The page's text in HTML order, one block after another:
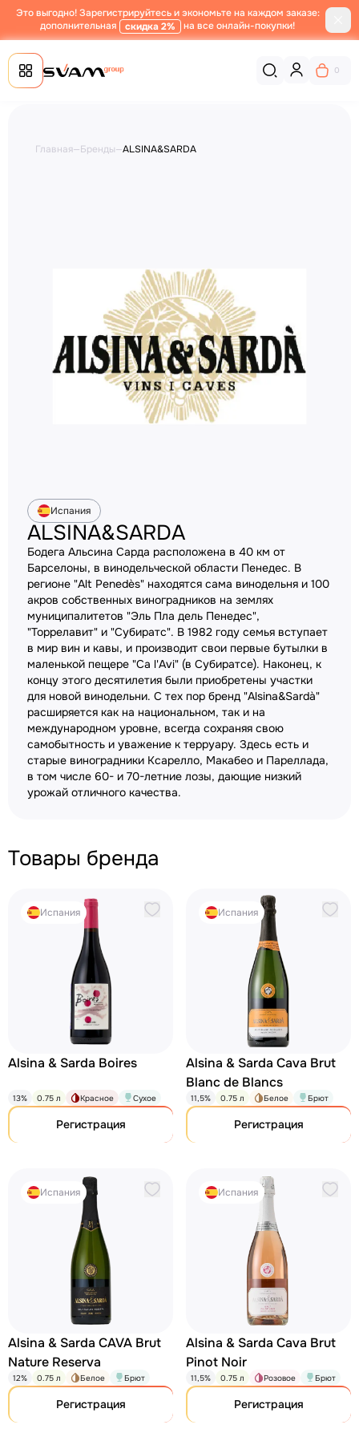
Это выгодно! Зарегистрируйтесь и экономьте на каждом заказе:
дополнительная
скидка 2% на все онлайн-покупки!
0
Главная—Бренды—ALSINA&SARDA
Испания
ALSINA&SARDA
Бодега Альсина Сарда расположена в 40 км от
Барселоны, в винодельческой области Пенедес. В
регионе "Alt Penedès" находятся сама винодельня и 100
акров собственных виноградников на землях
муниципалитетов "Эль Пла дель Пенедес",
"Торрелавит" и "Субиратс". В 1982 году семья вступает
в мир вин и кавы, и производит свои первые бутылки в
маленькой пещере "Ca l'Avi" (в Субиратсе). Наконец, к
концу этого десятилетия были приобретены участки
для новой винодельни. С тех пор бренд "Alsina&Sardà"
расширяется как на национальном, так и на
международном уровне, всегда сохраняя свою
самобытность и уважение к терруару. Здесь есть и
старые виноградники Ксарелло, Макабео и Пареллада,
в том числе 60- и 70-летние лозы, дающие низкий
урожай отличного качества.
Товары бренда
Испания
Alsina & Sarda Boires
13% 0.75 л Красное Сухое
Регистрация
Испания
Alsina & Sarda Cava Brut
Blanc de Blancs
11,5% 0.75 л Белое Брют
Регистрация
Испания
Alsina & Sarda CAVA Brut
Nature Reserva
12% 0.75 л Белое Брют
Регистрация
Испания
Alsina & Sarda Cava Brut
Pinot Noir
11,5% 0.75 л Розовое Брют
Регистрация